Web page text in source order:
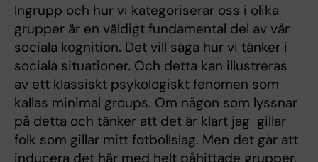
Ingrupp och hur vi kategoriserar oss i olika
grupper är en väldigt fundamental del av vår
sociala kognition. Det vill säga hur vi tänker i
sociala situationer. Och detta kan illustreras
av ett klassiskt psykologiskt fenomen som
kallas minimal groups. Om någon som lyssnar
på detta och tänker att det är klart jag gillar
folk som gillar mitt fotbollslag. Men det går att
inducera det här med helt påhittade grupper.